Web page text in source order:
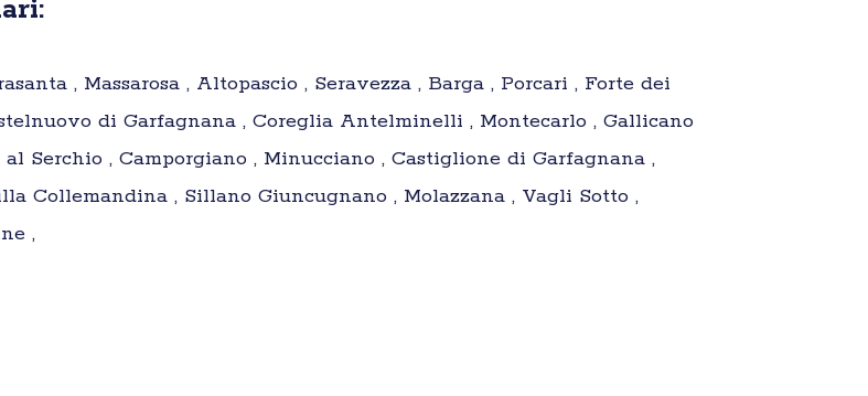
, Massarosa , Altopascio , Seravezza , Barga , Porcari , Forte dei
di Garfagnana , Coreglia Antelminelli , Montecarlo , Gallicano
al Serchio , Camporgiano , Minucciano , Castiglione di Garfagnana ,
Collemandina , Sillano Giuncugnano , Molazzana , Vagli Sotto ,
,